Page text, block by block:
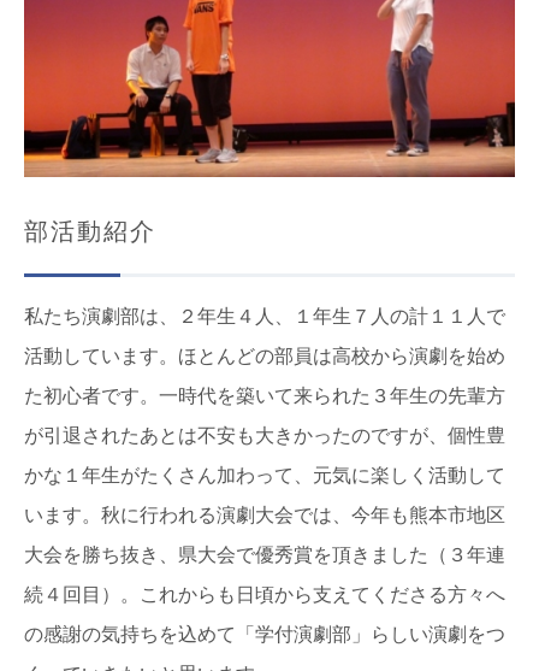
部活動紹介
私たち演劇部は、２年生４人、１年生７人の計１１人で
活動しています。ほとんどの部員は高校から演劇を始め
た初心者です。一時代を築いて来られた３年生の先輩方
が引退されたあとは不安も大きかったのですが、個性豊
かな１年生がたくさん加わって、元気に楽しく活動して
います。秋に行われる演劇大会では、今年も熊本市地区
大会を勝ち抜き、県大会で優秀賞を頂きました（３年連
続４回目）。これからも日頃から支えてくださる方々へ
の感謝の気持ちを込めて「学付演劇部」らしい演劇をつ